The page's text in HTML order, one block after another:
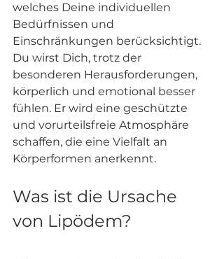
welches Deine individuellen
Bedürfnissen und
Einschränkungen berücksichtigt.
Du wirst Dich, trotz der
besonderen Herausforderungen,
körperlich und emotional besser
fühlen. Er wird eine geschützte
und vorurteilsfreie Atmosphäre
schaffen, die eine Vielfalt an
Körperformen anerkennt.
Was ist die Ursache
von Lipödem?